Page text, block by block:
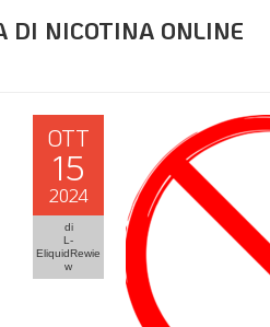
DI NICOTINA ONLINE
OTT
15
2024
di
L-
EliquidRewie
w